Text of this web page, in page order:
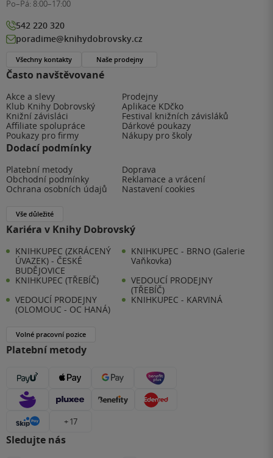
Často navštěvované
Akce a slevy
Prodejny
Klub Knihy Dobrovský
Aplikace KDčko
Knižní závisláci
Festival knižních závisláků
Affiliate spolupráce
Dárkové poukazy
Poukazy pro firmy
Nákupy pro školy
Dodací podmínky
Platební metody
Doprava
Obchodní podmínky
Reklamace a vrácení
Ochrana osobních údajů
Nastavení cookies
Vše důležité
Kariéra v Knihy Dobrovský
KNIHKUPEC (ZKRÁCENÝ
ÚVAZEK) - ČESKÉ
BUDĚJOVICE
KNIHKUPEC - BRNO (Galerie
Vaňkovka)
KNIHKUPEC (TŘEBÍČ)
VEDOUCÍ PRODEJNY
(TŘEBÍČ)
VEDOUCÍ PRODEJNY
(OLOMOUC - OC HANÁ)
KNIHKUPEC - KARVINÁ
Volné pracovní pozice
Platební metody
+ 17
Sledujte nás
Po–Pá: 8:00–17:00
542 220 320
poradime@knihydobrovsky.cz
Všechny kontakty Naše prodejny